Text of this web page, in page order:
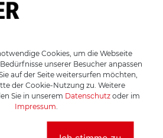
unser Angebot nutzerfreundlicher,
Cookies sind kleine Textdateien,
werden und die Ihr Browser
Cookies sind so genannte
ermöglichen es uns, Ihren Browser
Cookies, um die Webseite
unserer Besucher anpassen
auf der Seite weitersurfen möchten,
der Cookie-Nutzung zu. Weitere
Sie in unserem Datenschutz oder im
Impressum.